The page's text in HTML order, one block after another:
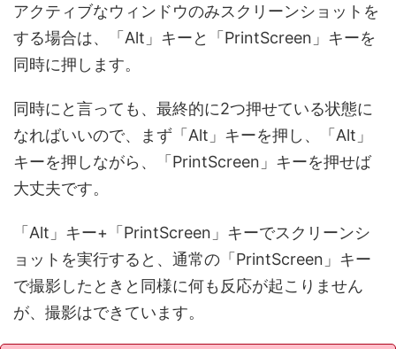
アクティブなウィンドウのみスクリーンショットを
する場合は、「Alt」キーと「PrintScreen」キーを
同時に押します。
同時にと言っても、最終的に2つ押せている状態に
なればいいので、まず「Alt」キーを押し、「Alt」
キーを押しながら、「PrintScreen」キーを押せば
大丈夫です。
「Alt」キー+「PrintScreen」キーでスクリーンシ
ョットを実行すると、通常の「PrintScreen」キー
で撮影したときと同様に何も反応が起こりません
が、撮影はできています。